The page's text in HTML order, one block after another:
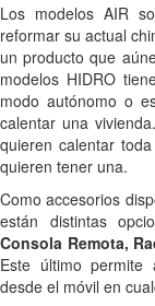
Los modelos AIR
reformar su actual
un producto que
modelos HIDRO
modo autónomo o
calentar una
quieren calentar
quieren tener una.
Como accesorios
están distintas
Consola Remota,
Este último
desde el móvil en